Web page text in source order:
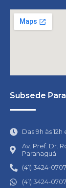
Subsede
Das 9h às 12h
Av. Pref. Dr.
Paranaguá
(41) 3424-0707
(41) 3424-0707